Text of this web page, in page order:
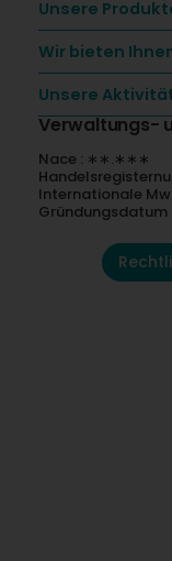
Unsere
Wir bieten
Unsere
Verwaltungs-
Nace : ∗∗.∗∗∗
Internationale